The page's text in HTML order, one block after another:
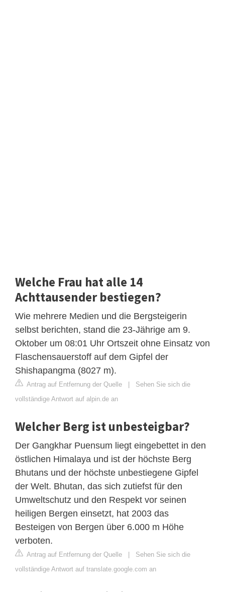
Welche Frau hat alle 14
Achttausender bestiegen?
Wie mehrere Medien und die Bergsteigerin
selbst berichten, stand die 23-Jährige am 9.
Oktober um 08:01 Uhr Ortszeit ohne Einsatz von
Flaschensauerstoff auf dem Gipfel der
Shishapangma (8027 m).
Antrag auf Entfernung der Quelle | Sehen Sie sich die
vollständige Antwort auf alpin.de an
Welcher Berg ist unbesteigbar?
Der Gangkhar Puensum liegt eingebettet in den
östlichen Himalaya und ist der höchste Berg
Bhutans und der höchste unbestiegene Gipfel
der Welt. Bhutan, das sich zutiefst für den
Umweltschutz und den Respekt vor seinen
heiligen Bergen einsetzt, hat 2003 das
Besteigen von Bergen über 6.000 m Höhe
verboten.
Antrag auf Entfernung der Quelle | Sehen Sie sich die
vollständige Antwort auf translate.google.com an